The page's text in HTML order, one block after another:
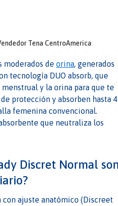
Tena CentroAmerica
moderados de orina, generados
tecnología DUO absorb, que
y la orina para que te
protección y absorben hasta 4
femenina convencional.
que neutraliza los
Discret Normal
con ajuste anatómico (Discreet